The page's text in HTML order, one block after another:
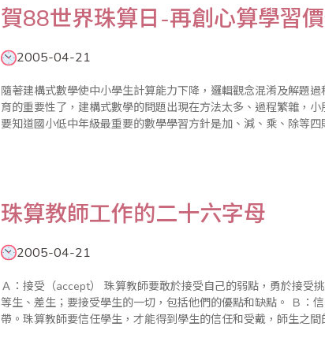
賀88世界珠算日-再創心算學習
2005-04-21
隨著建構式數學使中小學生計算能力下降，邏輯觀念混淆及解題
育的重要性了，建構式數學的問題出現在方法太多、過程繁雜，
要知道國小低中年級最重要的數學學習方針是加、減、乘、除等
珠算教師工作的二十六字母
2005-04-21
Ａ：接受（accept） 珠算教師要敢於接受自己的弱點，勇於接受挑戰。要接受一切學生，包括優秀生、中
等生、差生；要接受學生的一切，包括他們的優點和缺點。 Ｂ：信任（belief） 信任是連接人與人之間的紐
帶。珠算教師要信任學生，才能得到學生的信任和受戴，師生之